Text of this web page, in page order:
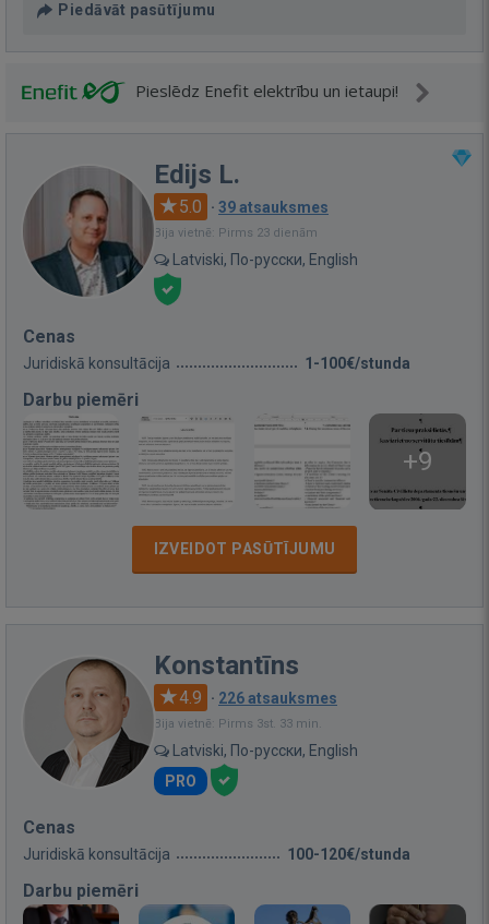
Piedāvāt pasūtījumu
Pieslēdz Enefit elektrību un ietaupi!
Edijs L.
5.0 · 39 atsauksmes
Bija vietnē: Pirms 23 dienām
Latviski, По-русски, English
Cenas
Juridiskā konsultācija 1-100€/stunda
Darbu piemēri
+9
IZVEIDOT PASŪTĪJUMU
Konstantīns
4.9 · 226 atsauksmes
Bija vietnē: Pirms 3st. 33 min.
Latviski, По-русски, English
PRO
Cenas
Juridiskā konsultācija 100-120€/stunda
Darbu piemēri